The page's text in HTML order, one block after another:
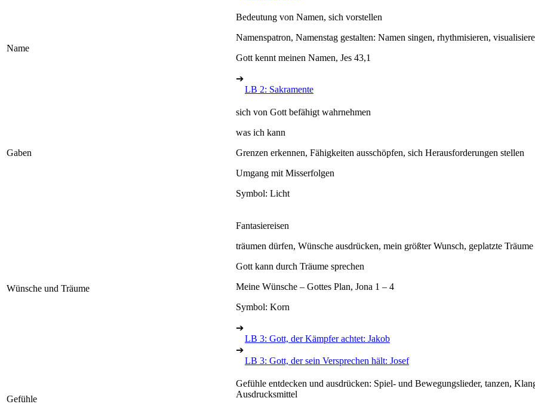
Name
Bedeutung von Namen, sich vorstellen
Namenspatron, Namenstag gestalten: Namen singen, rhythmisieren,
Gott kennt meinen Namen, Jes 43,1
➔
LB 2: Sakramente
Gaben
sich von Gott befähigt wahrnehmen
was ich kann
Grenzen erkennen, Fähigkeiten ausschöpfen, sich Herausforderungen stellen
Umgang mit Misserfolgen
Symbol: Licht
Wünsche und Träume
Fantasiereisen
träumen dürfen, Wünsche ausdrücken, mein größter Wunsch, geplatzte Träume
Gott kann durch Träume sprechen
Meine Wünsche – Gottes Plan, Jona 1 – 4
Symbol: Korn
➔
LB 3: Gott, der Kämpfer achtet: Jakob
➔
LB 3: Gott, der sein Versprechen hält: Josef
Gefühle
Gefühle entdecken und ausdrücken: Spiel- und Bewegungslieder, tanzen,
Ausdrucksmittel